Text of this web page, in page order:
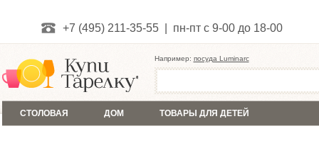
+7 (495) 211-35-55 | пн-пт с 9-00 до 18-00
Например: посуда Luminarc
СТОЛОВАЯ ДОМ ТОВАРЫ ДЛЯ ДЕТЕЙ